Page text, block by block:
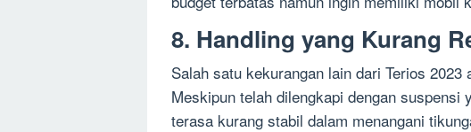
8. Handling yang Kurang
Salah satu kekurangan lain dari Terios
Meskipun telah dilengkapi dengan suspensi
terasa kurang stabil dalam menangani